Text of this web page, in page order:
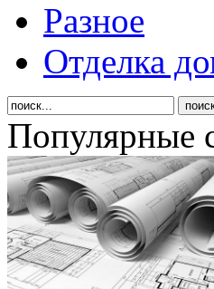
Разное
Отделка
Популярные